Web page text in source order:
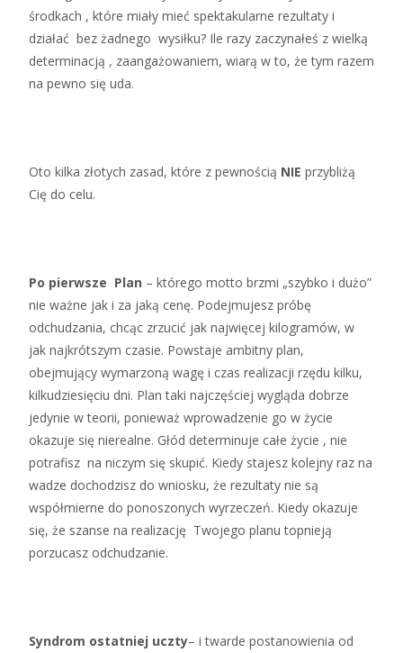
środkach , które miały mieć spektakularne rezultaty i
działać bez żadnego wysiłku? Ile razy zaczynałeś z wielką
determinacją , zaangażowaniem, wiarą w to, że tym razem
na pewno się uda.
Oto kilka złotych zasad, które z pewnością NIE przybliżą
Cię do celu.
Po pierwsze Plan – którego motto brzmi „szybko i dużo”
nie ważne jak i za jaką cenę. Podejmujesz próbę
odchudzania, chcąc zrzucić jak najwięcej kilogramów, w
jak najkrótszym czasie. Powstaje ambitny plan,
obejmujący wymarzoną wagę i czas realizacji rzędu kilku,
kilkudziesięciu dni. Plan taki najczęściej wygląda dobrze
jedynie w teorii, ponieważ wprowadzenie go w życie
okazuje się nierealne. Głód determinuje całe życie , nie
potrafisz na niczym się skupić. Kiedy stajesz kolejny raz na
wadze dochodzisz do wniosku, że rezultaty nie są
współmierne do ponoszonych wyrzeczeń. Kiedy okazuje
się, że szanse na realizację Twojego planu topnieją
porzucasz odchudzanie.
Syndrom ostatniej uczty– i twarde postanowienia od